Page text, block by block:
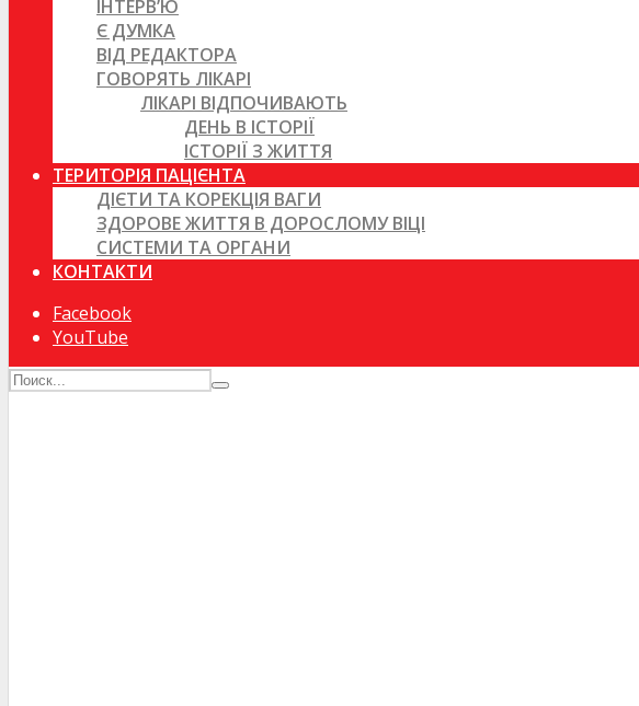
ІНТЕРВ’Ю
Є ДУМКА
ВІД РЕДАКТОРА
ГОВОРЯТЬ ЛІКАРІ
ЛІКАРІ ВІДПОЧИВАЮТЬ
ДЕНЬ В ІСТОРІЇ
ІСТОРІЇ З ЖИТТЯ
ТЕРИТОРІЯ ПАЦІЄНТА
ДІЄТИ ТА КОРЕКЦІЯ ВАГИ
ЗДОРОВЕ ЖИТТЯ В ДОРОСЛОМУ ВІЦІ
СИСТЕМИ ТА ОРГАНИ
КОНТАКТИ
Facebook
YouTube